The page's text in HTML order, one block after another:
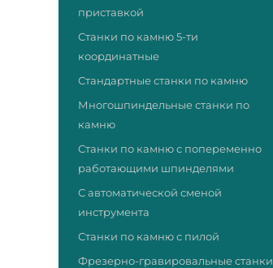
приставкой
Станки по камню 5-ти
координатные
Стандартные станки по камню
Многошпиндельные станки по
камню
Станки по камню с попеременно
работающими шпинделями
С автоматической сменой
инструмента
Станки по камню с пилой
Фрезерно-гравировальные станки